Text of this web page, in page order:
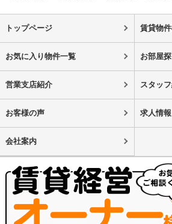
トップページ 賃貸物
お気に入り物件一覧 お部屋
営業支店紹介 スタッ
お客様の声 求人情報
会社案内